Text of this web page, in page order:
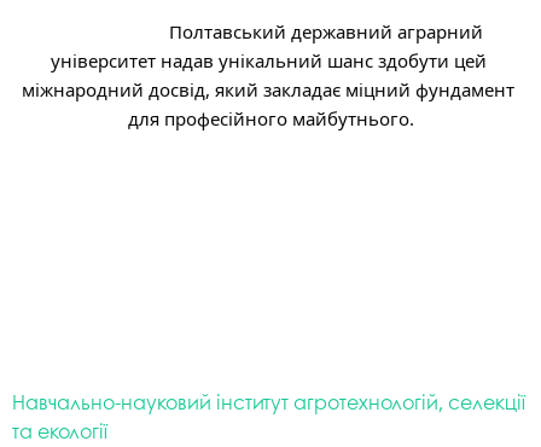
університет надав унікальний шанс здобути цей
міжнародний досвід, який закладає міцний фундамент
для професійного майбутнього.
Навчально-науковий інститут агротехнологій, селекції
та екології